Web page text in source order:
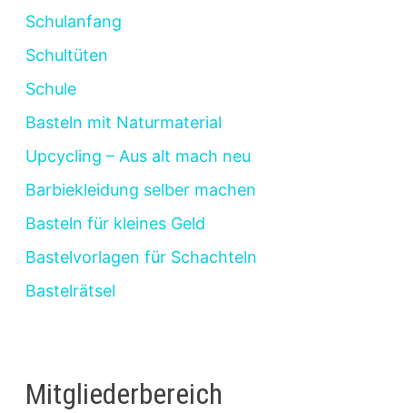
Schulanfang
Schultüten
Schule
Basteln mit Naturmaterial
Upcycling – Aus alt mach neu
Barbiekleidung selber machen
Basteln für kleines Geld
Bastelvorlagen für Schachteln
Bastelrätsel
Mitgliederbereich